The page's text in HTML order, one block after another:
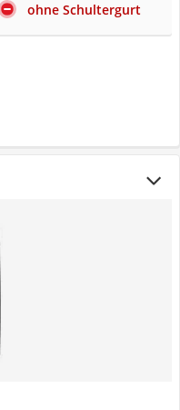
ohne Schultergurt